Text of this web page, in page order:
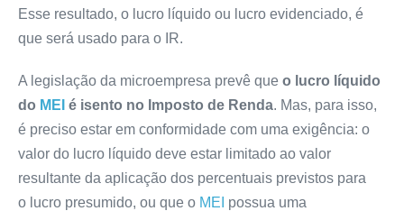
Esse resultado, o lucro líquido ou lucro evidenciado, é
que será usado para o IR.
A legislação da microempresa prevê que o lucro líquido
do MEI é isento no Imposto de Renda. Mas, para isso,
é preciso estar em conformidade com uma exigência: o
valor do lucro líquido deve estar limitado ao valor
resultante da aplicação dos percentuais previstos para
o lucro presumido, ou que o MEI possua uma